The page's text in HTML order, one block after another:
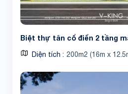
Biệt thự tân cổ điển 2 tầng
Diện tích 200m2 (16m x